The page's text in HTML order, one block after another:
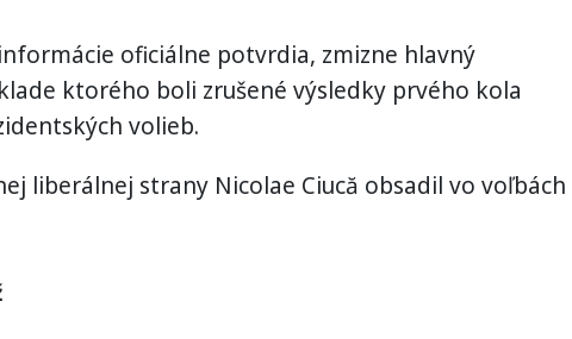
oficiálne potvrdia, zmizne hlavný
ktorého boli zrušené výsledky prvého kola
volieb.
liberálnej strany Nicolae Ciucă obsadil vo voľbách